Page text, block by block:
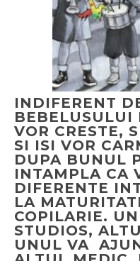
INDIFERENT
BEBELUSULUI
VOR CRESTE,
SI ISI VOR
DUPA BUNUL
INTAMPLA CA
DIFERENTE
LA
COPILARIE.
STUDIOS,
UNUL VA